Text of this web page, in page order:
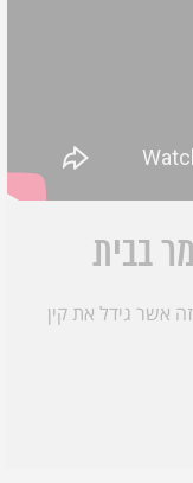
בבית
אשר גידל את קין